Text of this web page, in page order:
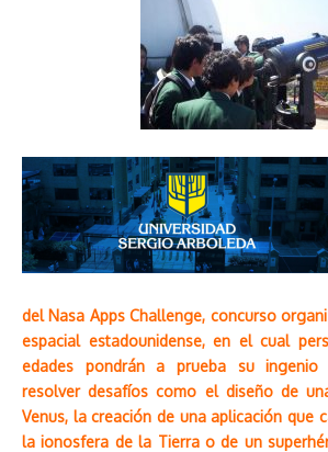
del Nasa Apps Challenge, concurso
espacial estadounidense, en el cual
edades pondrán a prueba su ingenio
resolver desafíos como el diseño de
Venus, la creación de una aplicación que
la ionosfera de la Tierra o de un